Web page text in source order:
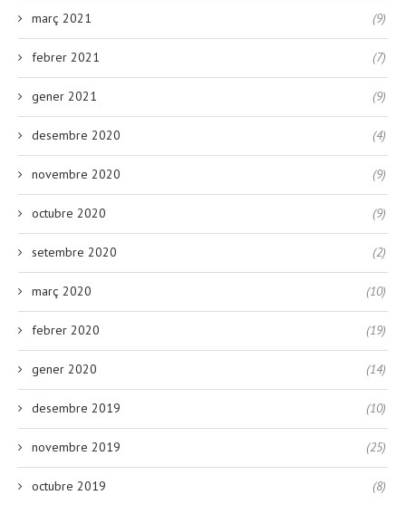
març 2021 (9)
febrer 2021 (7)
gener 2021 (9)
desembre 2020 (4)
novembre 2020 (9)
octubre 2020 (9)
setembre 2020 (2)
març 2020 (10)
febrer 2020 (19)
gener 2020 (14)
desembre 2019 (10)
novembre 2019 (25)
octubre 2019 (8)